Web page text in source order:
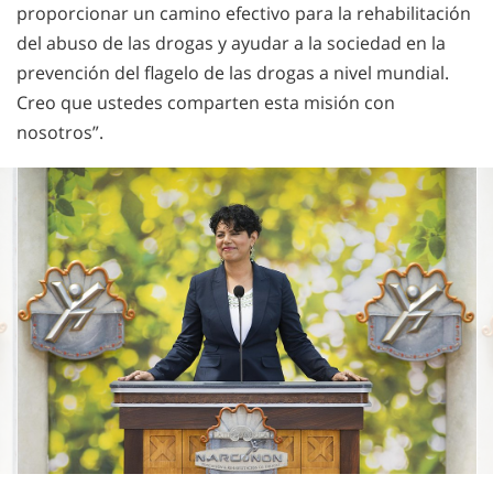
proporcionar un camino efectivo para la rehabilitación
del abuso de las drogas y ayudar a la sociedad en la
prevención del flagelo de las drogas a nivel mundial.
Creo que ustedes comparten esta misión con
nosotros”.